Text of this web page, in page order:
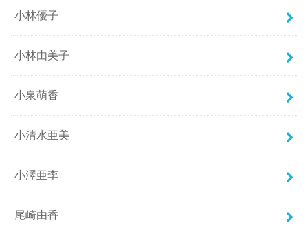
小林優子
小林由美子
小泉萌香
小清水亜美
小澤亜李
尾崎由香